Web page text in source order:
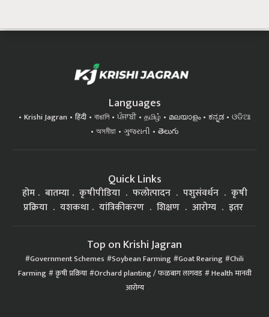
Languages
Krishi Jagran हिंदी বাঙালি ਪੰਜਾਬੀ தமிழ் മലയാളം ಕನ್ನಡ
ଓଡିଆ
অসমীয়া
ગુજરાતી తెలుగు
Quick Links
होम बातम्या कृषीपीडिया फलोत्पादन पशुसंवर्धन
कृषी
प्रक्रिया
यशकथा यांत्रिकीकरण शिक्षण आरोग्य इतर
Top on Krishi Jagran
Government Schemes Soybean Farming Goat Rearing Chili
Farming कृषी प्रक्रिया Orchard planting / फळबाग लागवड Health मानवी
आरोग्य